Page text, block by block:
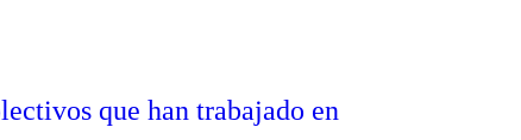
que han trabajado en